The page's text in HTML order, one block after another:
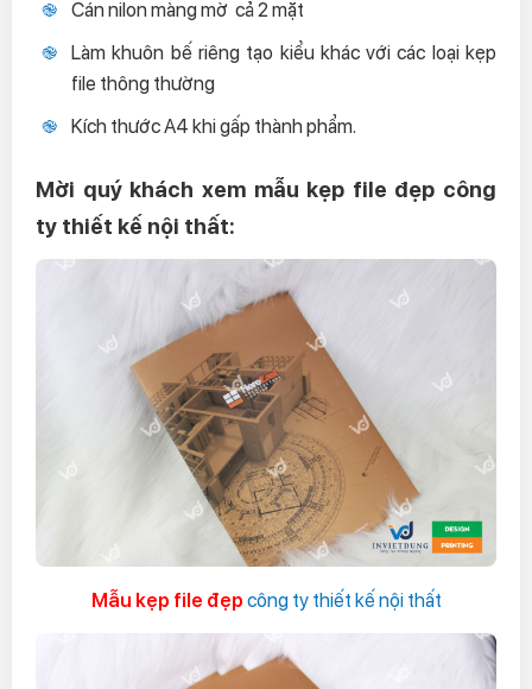
Cán nilon màng mờ cả 2 mặt
Làm khuôn bế riêng tạo kiểu khác với các loại kẹp
file thông thường
Kích thước A4 khi gấp thành phẩm.
Mời quý khách xem mẫu kẹp file đẹp công
ty thiết kế nội thất:
Mẫu kẹp file đẹp công ty thiết kế nội thất